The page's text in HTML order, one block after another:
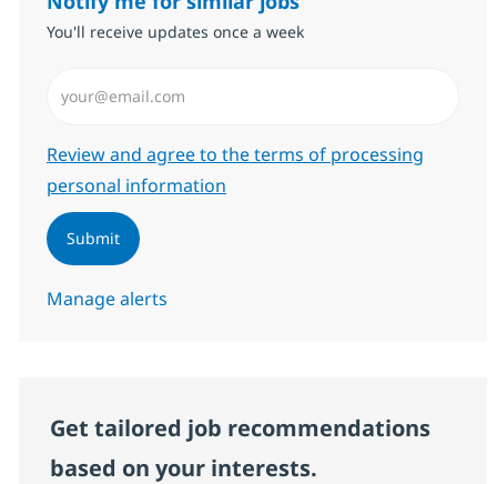
You'll receive updates once a week
Required
Review and agree to the terms of processing
personal information
Submit
Manage alerts
Get tailored job recommendations
based on your interests.